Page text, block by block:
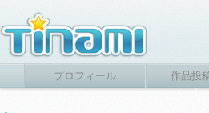
プロフィール 作品投